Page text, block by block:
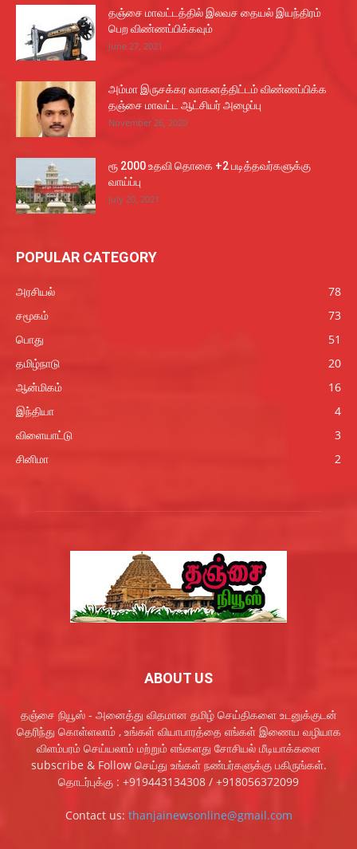
தஞ்சை மாவட்டத்தில் இலவச தையல் இயந்திரம்
பெற விண்ணப்பிக்கவும்
June 27, 2021
அம்மா இருசக்கர வாகனத்திட்டம் விண்ணப்பிக்க
தஞ்சை மாவட்ட ஆட்சியர் அழைப்பு
November 26, 2020
ரூ 2000 உதவி தொகை +2 படித்தவர்களுக்கு
வாய்ப்பு
July 20, 2021
POPULAR CATEGORY
அரசியல்
78
சமூகம்
73
பொது
51
தமிழ்நாடு
20
ஆன்மிகம்
16
இந்தியா
4
விளையாட்டு
3
சினிமா
2
ABOUT US
தஞ்சை நியூஸ் - அனைத்து விதமான தமிழ் செய்திகளை உடனுக்குடன்
தெரிந்து கொள்ளலாம் , உங்கள் வியாபாரத்தை எங்கள் இணைய வழியாக
விளம்பரம் செய்யலாம் மற்றும் எங்களது சோசியல் மீடியாக்களை
subscribe & Follow செய்து உங்கள் நண்பர்களுக்கு பகிருங்கள்.
தொடர்புக்கு : +919443134308 / +918056372099
Contact us: thanjainewsonline@gmail.com